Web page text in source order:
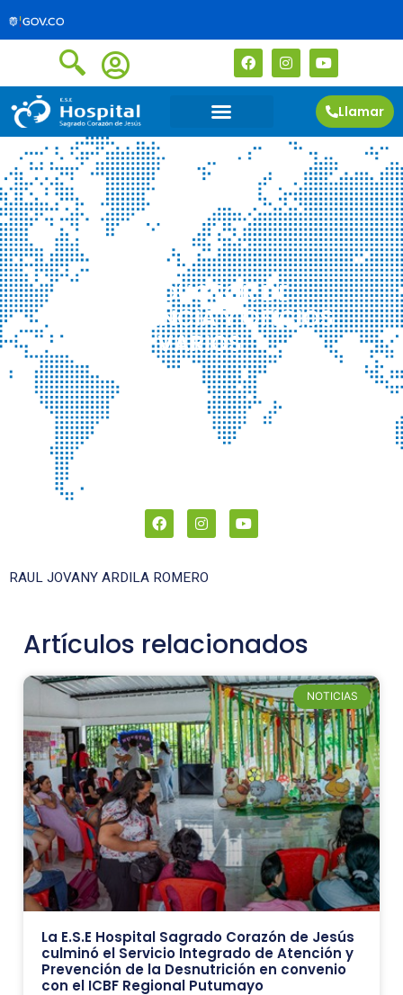
Llamar
CONDUCTOR DE
AMBULANCIA Y OFICIOS
VARIOS
RAUL JOVANY ARDILA ROMERO
Artículos relacionados
NOTICIAS
La E.S.E Hospital Sagrado Corazón de Jesús
culminó el Servicio Integrado de Atención y
Prevención de la Desnutrición en convenio
con el ICBF Regional Putumayo